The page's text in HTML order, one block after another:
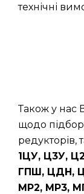
технічні
Також у нас
щодо
редукторів,
1ЦУ, Ц3У,
ГПШ, ЦДН,
МР2, МР3,